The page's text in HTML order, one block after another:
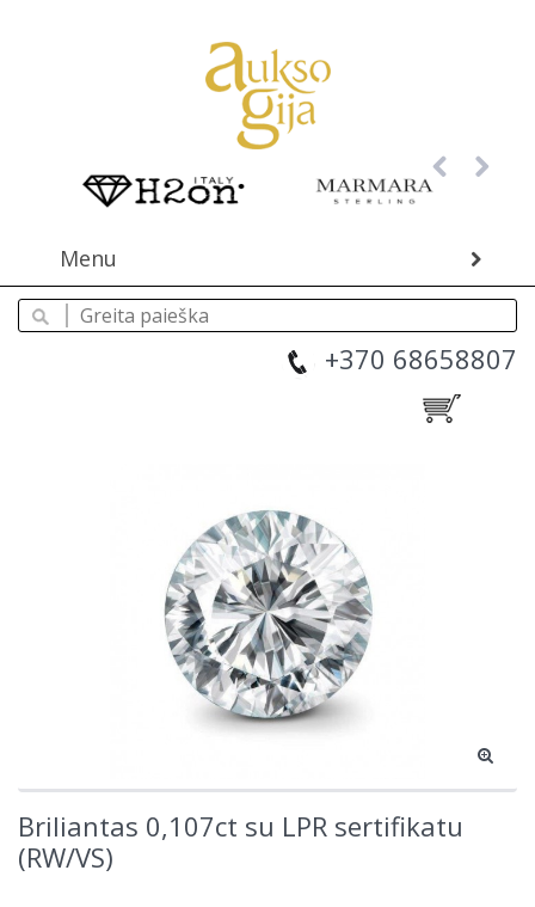
Menu
+370 68658807
Briliantas 0,107ct su LPR sertifikatu
(RW/VS)